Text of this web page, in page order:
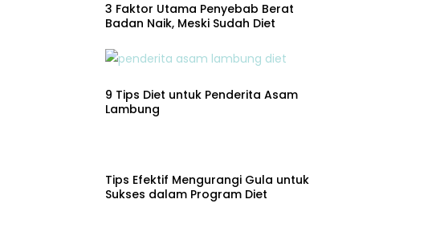
3 Faktor Utama Penyebab Berat
Badan Naik, Meski Sudah Diet
9 Tips Diet untuk Penderita Asam
Lambung
Tips Efektif Mengurangi Gula untuk
Sukses dalam Program Diet